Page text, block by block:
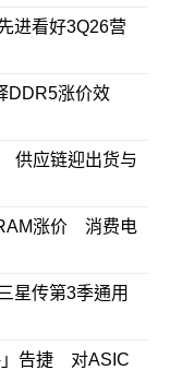
进看好3Q26营
DDR5涨价效
供应链迎出货与
涨价 消费电
星传第3季通用
」告捷 对ASIC